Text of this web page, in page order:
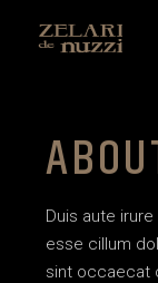
Duis aute
esse cillum
sint occaecat